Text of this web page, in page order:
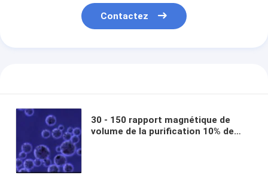
Contactez
30 - 150 rapport magnétique de
volume de la purification 10% de